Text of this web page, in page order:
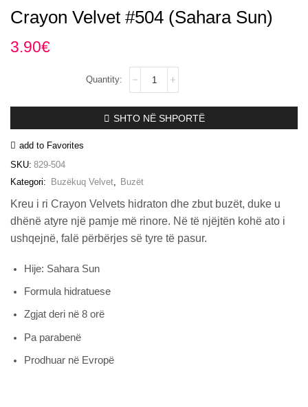
Crayon Velvet #504 (Sahara Sun)
3.90€
Velvet
(Sahara
Sun)
SHTO NË SHPORTË
add to Favorites
SKU: 829-504
Kategori:
Buzëkuq Velvet, Buzët
Kreu i ri Crayon Velvets hidraton dhe zbut buzët, duke u
dhënë atyre një pamje më rinore. Në të njëjtën kohë ato i
ushqejnë, falë përbërjes së tyre të pasur.
Hije: Sahara Sun
Formula hidratuese
Zgjat deri në 8 orë
Pa parabenë
Prodhuar në Evropë